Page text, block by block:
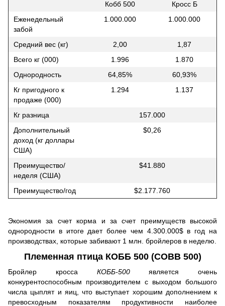
Кобб 500
Кросс Б
Еженедельный
забой
1.000.000 1.000.000
Средний вес (кг) 2,00
1,87
Всего кг (000)
1.996
1.870
Однородность
64,85%
60,93%
Кг пригодного к
продаже (000)
1.294 1.137
Кг разница
157.000
Дополнительный
доход (кг доллары
США)
$0,26
Преимущество/
неделя (США)
$41.880
Преимущество/год $2.177.760
Экономия за счет корма и за счет преимуществ высокой
однородности в итоге дает более чем 4.300.000$ в год на
производствах, которые забивают 1 млн. бройлеров в неделю.
Племенная птица КОББ 500 (COBB 500)
Бройлер кросса КОББ-500является очень
конкурентоспособным производителем с выходом большого
числа цыплят и яиц, что выступает хорошим дополнением к
превосходным показателям продуктивности наиболее